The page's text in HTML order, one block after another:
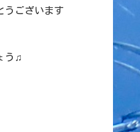
うございます
う♫